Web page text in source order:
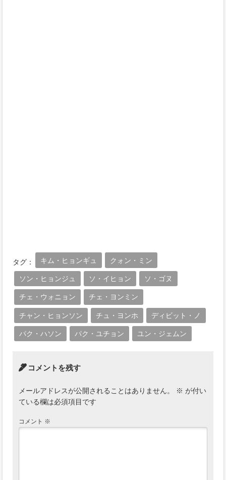
タグ： キム・ヒョンギュ クォン・ミン
ソン・ヒョンジュ ソ・イヒョン ソ・ゴヌ
チェ・ウォニョン チェ・ヨンミン
チャン・ヒョンソン チュ・ヨンホ ディビット・ノ
パク・ハソン パク・ユチョン ユン・ジェムン
コメントを残す
メールアドレスが公開されることはありません。 ※ が付い
ている欄は必須項目です
コメント ※